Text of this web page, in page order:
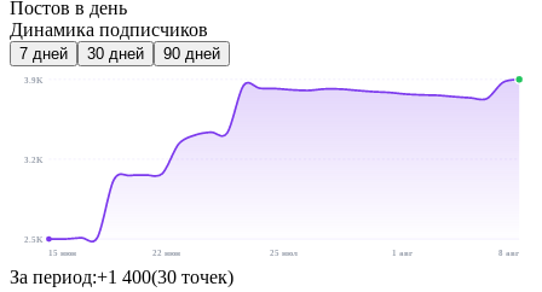
Постов в день
Динамика подписчиков
7 дней 30 дней 90 дней
3.9K
3.2K
2.5K
15 июн
22 июн 25 июл 1 авг 8 авг
За период:+1 400(30 точек)